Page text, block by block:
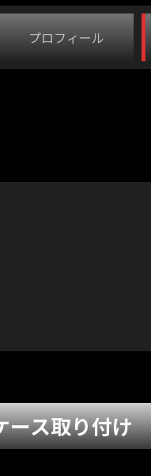
プロフィール
ース取り付け